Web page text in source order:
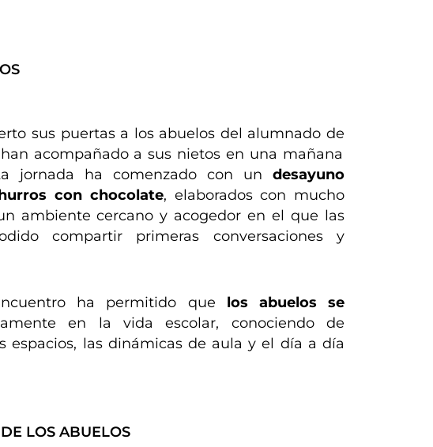
sus puertas a los abuelos del alumnado de
acompañado a sus nietos en una mañana
jornada ha comenzado con un desayuno
con chocolate, elaborados con mucho
ambiente cercano y acogedor en el que las
compartir primeras conversaciones y
ha permitido que los abuelos se
en la vida escolar, conociendo de
espacios, las dinámicas de aula y el día a día
LOS ABUELOS